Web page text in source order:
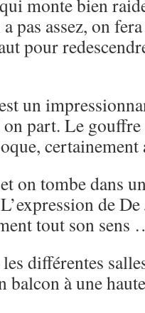
monte bien
pas assez, on
pour
un
part. Le
on tombe dans
de
tout son sens
différentes
balcon à une